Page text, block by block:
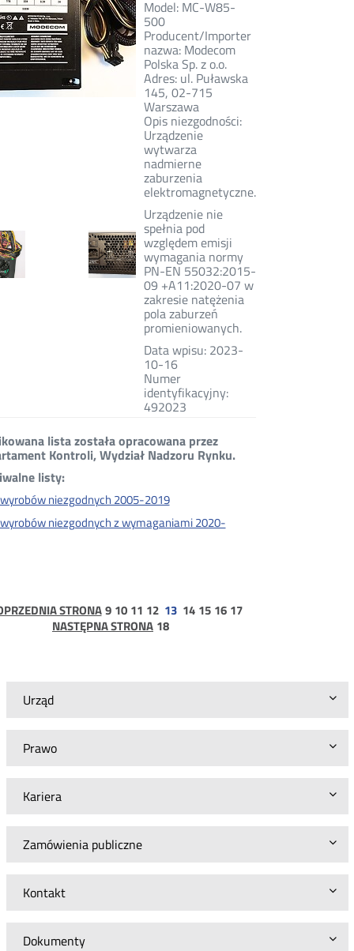
Urząd
Prawo
Kariera
Zamówienia publiczne
Kontakt
Dokumenty
Model: MC-W85-
500
Producent/Importer
nazwa: Modecom
Polska Sp. z o.o.
Adres: ul. Puławska
145, 02-715
Warszawa
Opis niezgodności:
Urządzenie
wytwarza
nadmierne
zaburzenia
elektromagnetyczne.
Urządzenie nie
spełnia pod
względem emisji
wymagania normy
PN-EN 55032:2015-
09 +A11:2020-07 w
zakresie natężenia
pola zaburzeń
promieniowanych.
Data wpisu: 2023-
10-16
Numer
identyfikacyjny:
492023
lista została opracowana przez
Kontroli, Wydział Nadzoru Rynku.
listy:
niezgodnych 2005-2019
niezgodnych z wymaganiami 2020-
STRONAstrona
9 strona
10 strona
11 strona
12 13 strona
14 strona
15 strona
16 strona
17
NASTĘPNA STRONA 18strona